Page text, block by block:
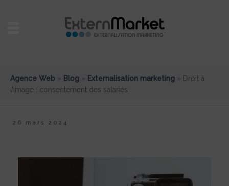
Agence Web » Blog » Externalisation marketing » Droit à
l’image : consentement des salariés
26 mars 2024